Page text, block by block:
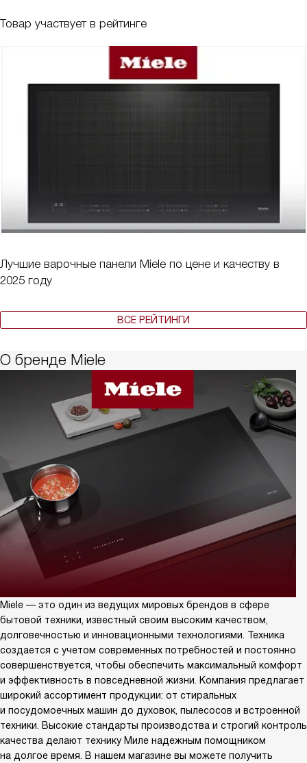
Товар участвует в рейтинге
Лучшие варочные панели Miele по цене и качеству в
2025 году
ВСЕ РЕЙТИНГИ
О бренде Miele
Miele — это один из ведущих мировых брендов в сфере
бытовой техники, известный своим высоким качеством,
долговечностью и инновационными технологиями. Техника
создается с учетом современных потребностей и постоянно
совершенствуется, чтобы обеспечить максимальный комфорт
и эффективность в повседневной жизни. Компания предлагает
широкий ассортимент продукции: от стиральных
и посудомоечных машин до духовок, пылесосов и встроенной
техники. Высокие стандарты производства и строгий контроль
качества делают технику Миле надежным помощником
на долгое время. В нашем магазине вы можете получить